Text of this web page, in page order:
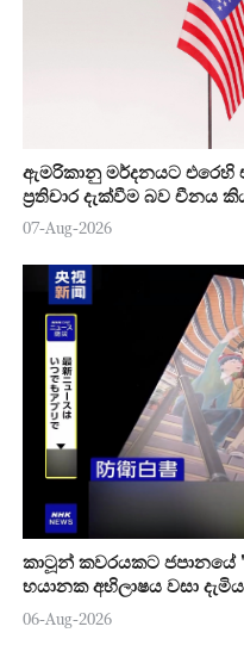
ඇමරිකානු මර්දනයට
ප්‍රතිචාර දැක්වීම බව චීනය
07-Aug-2026
කාටූන් කවරයකට ජපානයේ
භයානක අභිලාෂය වසා
06-Aug-2026